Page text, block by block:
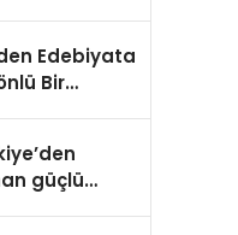
Edebiyata
Bir
güçlü